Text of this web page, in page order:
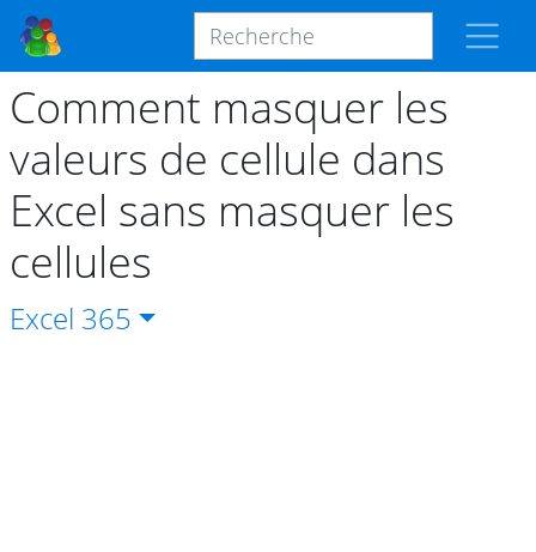
Comment masquer les
valeurs de cellule dans
Excel sans masquer les
cellules
Excel 365